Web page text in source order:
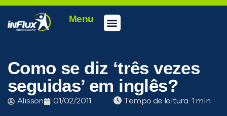
Menu
Como se diz ‘três vezes
seguidas’ em inglês?
Alisson 01/02/2011 Tempo de leitura: